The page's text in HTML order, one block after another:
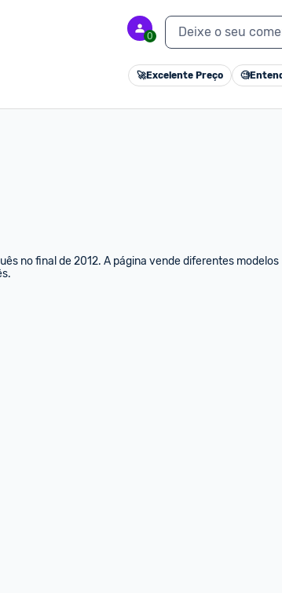
0 Deixe o seu
🚀Excelente Preço 🧐
no final de 2012. A página vende diferentes modelos